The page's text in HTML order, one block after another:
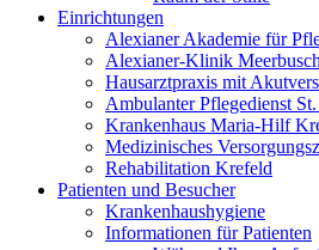
Einrichtungen
Alexianer Akademie für
Alexianer-Klinik
Hausarztpraxis mit
Ambulanter Pflegedienst
Krankenhaus Maria-Hilf
Medizinisches
Rehabilitation Krefeld
Patienten und Besucher
Krankenhaushygiene
Informationen für Patienten